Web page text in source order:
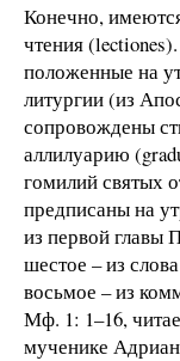
Конечно,
чтения
положенные на
литургии (из
сопровождены
аллилуарию
гомилий святых
предписаны на
из первой главы
шестое – из
восьмое – из
Мф. 1: 1–16,
мученике